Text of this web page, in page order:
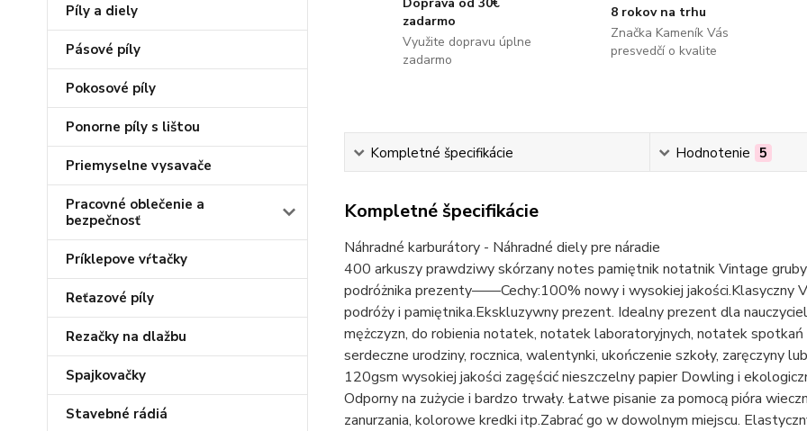
Píly a diely
Pásové píly
Pokosové píly
Ponorne píly s lištou
Priemyselne vysavače
Pracovné oblečenie a
bezpečnosť
Príklepove vŕtačky
Reťazové píly
Rezačky na dlažbu
Spajkovačky
Stavebné rádiá
zadarmo
Využite dopravu úplne
zadarmo
8 rokov na trhu
Značka Kameník Vás
presvedčí o kvalite
Kompletné špecifikácie Hodnotenie 5
Kompletné špecifikácie
Náhradné karburátory - Náhradné diely pre náradie
400 arkuszy prawdziwy skórzany notes pamiętnik notatnik Vintage
podróżnika prezenty——Cechy:100% nowy i wysokiej jakości.Klasyczny
podróży i pamiętnika.Ekskluzywny prezent. Idealny prezent dla
mężczyzn, do robienia notatek, notatek laboratoryjnych, notatek
serdeczne urodziny, rocznica, walentynki, ukończenie szkoły, zaręczyny
120gsm wysokiej jakości zagęścić nieszczelny papier Dowling i
Odporny na zużycie i bardzo trwały. Łatwe pisanie za pomocą pióra
zanurzania, kolorowe kredki itp.Zabrać go w dowolnym miejscu.